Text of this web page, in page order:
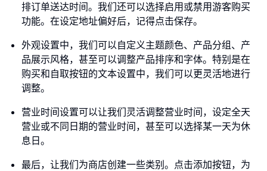
排订单送达时间。我们还可以选择启用或禁用游客购买
功能。在设定地址偏好后，记得点击保存。
外观设置中，我们可以自定义主题颜色、产品分组、产
品展示风格，甚至可以调整产品排序和字体。特别是在
购买和自取按钮的文本设置中，我们可以更灵活地进行
调整。
营业时间设置可以让我们灵活调整营业时间，设定全天
营业或不同日期的营业时间，甚至可以选择某一天为休
息日。
最后，让我们为商店创建一些类别。点击添加按钮，为